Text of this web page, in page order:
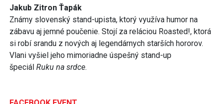
Jakub Zitron Ťapák
Známy slovenský stand-upista, ktorý využíva humor na
zábavu aj jemné poučenie. Stojí za reláciou Roasted!, ktorá
si robí srandu z nových aj legendárnych starších hororov.
Vlani vyšiel jeho mimoriadne úspešný stand-up
špeciál Ruku na srdce.